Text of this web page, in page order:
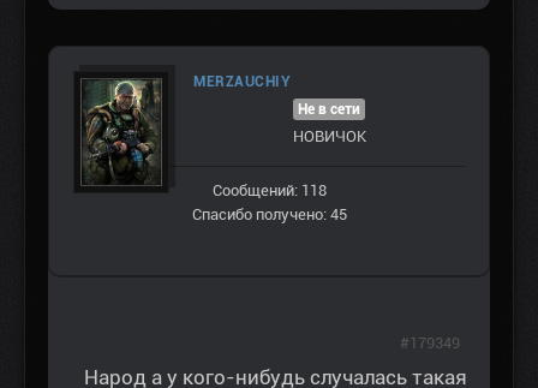
MERZAUCHIY
Не в сети
НОВИЧОК
Сообщений: 118
Спасибо получено: 45
Народ а у кого-нибудь случалась такая
#179349